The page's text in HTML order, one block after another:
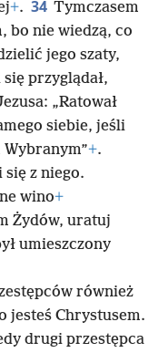
+. 34 Tymczasem
bo nie wiedzą, co
jego szaty,
się przyglądał,
„Ratował
siebie, jeśli
Wybranym”+.
się z niego.
wino+
Żydów, uratuj
umieszczony
również
jesteś Chrystusem.
drugi przestępca